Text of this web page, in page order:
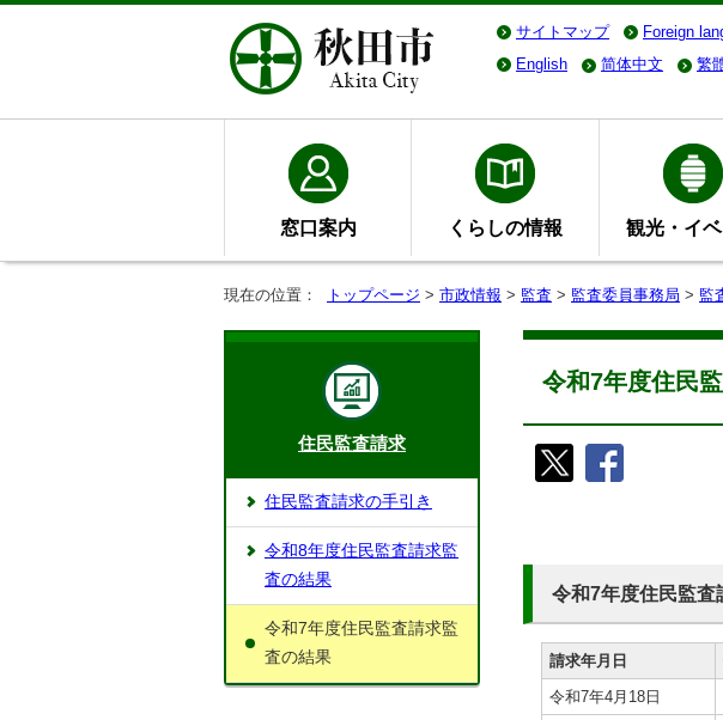
サイトマップ Foreign
English
简体中文 繁
窓口案内 くらしの情報 観光・イ
現在の位置： トップページ > 市政情報 > 監査 > 監査委員事務局 > 監
令和7年度住民
令和7年度住民監査
請求年月日
令和7年4月18日
住民監査請求
住民監査請求の手引き
令和8年度住民監査請求監
査の結果
令和7年度住民監査請求監
査の結果